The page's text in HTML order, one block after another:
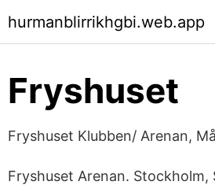
hurmanblirrikhgbi.web.app
Fryshuset
Fryshuset Klubben/ Arenan,
Fryshuset Arenan. Stockholm,